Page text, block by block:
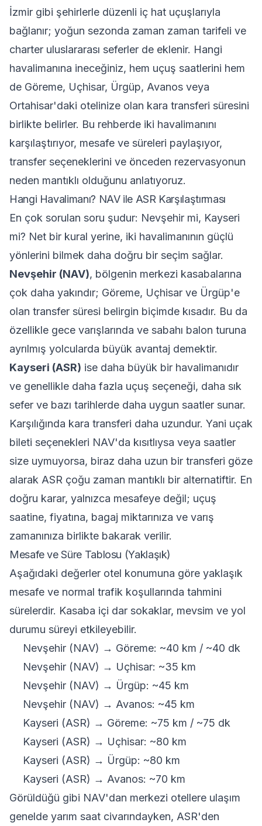
İzmir gibi şehirlerle düzenli iç hat uçuşlarıyla
bağlanır; yoğun sezonda zaman zaman tarifeli ve
charter uluslararası seferler de eklenir. Hangi
havalimanına ineceğiniz, hem uçuş saatlerini hem
de Göreme, Uçhisar, Ürgüp, Avanos veya
Ortahisar'daki otelinize olan kara transferi süresini
birlikte belirler. Bu rehberde iki havalimanını
karşılaştırıyor, mesafe ve süreleri paylaşıyor,
transfer seçeneklerini ve önceden rezervasyonun
neden mantıklı olduğunu anlatıyoruz.
Hangi Havalimanı? NAV ile ASR Karşılaştırması
En çok sorulan soru şudur: Nevşehir mi, Kayseri
mi? Net bir kural yerine, iki havalimanının güçlü
yönlerini bilmek daha doğru bir seçim sağlar.
Nevşehir (NAV), bölgenin merkezi kasabalarına
çok daha yakındır; Göreme, Uçhisar ve Ürgüp'e
olan transfer süresi belirgin biçimde kısadır. Bu da
özellikle gece varışlarında ve sabahı balon turuna
ayrılmış yolcularda büyük avantaj demektir.
Kayseri (ASR) ise daha büyük bir havalimanıdır
ve genellikle daha fazla uçuş seçeneği, daha sık
sefer ve bazı tarihlerde daha uygun saatler sunar.
Karşılığında kara transferi daha uzundur. Yani uçak
bileti seçenekleri NAV'da kısıtlıysa veya saatler
size uymuyorsa, biraz daha uzun bir transferi göze
alarak ASR çoğu zaman mantıklı bir alternatiftir. En
doğru karar, yalnızca mesafeye değil; uçuş
saatine, fiyatına, bagaj miktarınıza ve varış
zamanınıza birlikte bakarak verilir.
Mesafe ve Süre Tablosu (Yaklaşık)
Aşağıdaki değerler otel konumuna göre yaklaşık
mesafe ve normal trafik koşullarında tahmini
sürelerdir. Kasaba içi dar sokaklar, mevsim ve yol
durumu süreyi etkileyebilir.
Nevşehir (NAV) → Göreme: ~40 km / ~40 dk
Nevşehir (NAV) → Uçhisar: ~35 km
Nevşehir (NAV) → Ürgüp: ~45 km
Nevşehir (NAV) → Avanos: ~45 km
Kayseri (ASR) → Göreme: ~75 km / ~75 dk
Kayseri (ASR) → Uçhisar: ~80 km
Kayseri (ASR) → Ürgüp: ~80 km
Kayseri (ASR) → Avanos: ~70 km
Görüldüğü gibi NAV'dan merkezi otellere ulaşım
genelde yarım saat civarındayken, ASR'den